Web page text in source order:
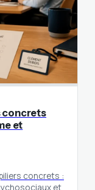
concrets
et
concrets :
et